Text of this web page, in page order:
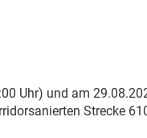
Uhr) und am
Strecke